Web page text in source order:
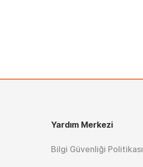
Yardım Merkezi
Bilgi Güvenliği Politikası